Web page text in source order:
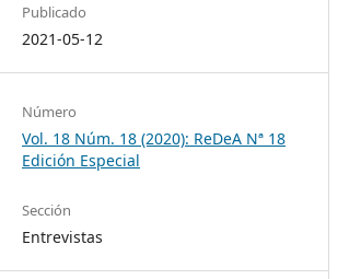
Publicado
2021-05-12
Número
Vol. 18 Núm. 18 (2020): ReDeA Nª 18
Edición Especial
Sección
Entrevistas